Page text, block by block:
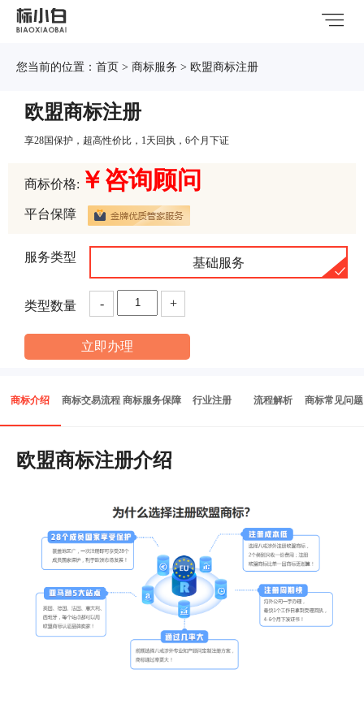
您当前的位置： 首页 > 商标服务 > 欧盟商标注册
欧盟商标注册
享28国保护，超高性价比，1天回执，6个月下证
商标价格: ￥咨询顾问
平台保障
服务类型 基础服务
类型数量 - +
立即办理
商标介绍 商标交易流程 商标服务保障 行业注册 流程解析 商标常见问题
欧盟商标注册介绍